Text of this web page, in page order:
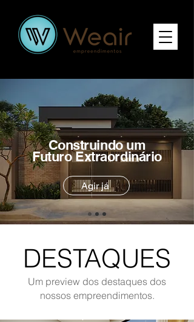
Construindoum
FuturoExtraordinário
Agir já
DESTAQUES
Um preview dos destaques dos
nossos empreendimentos.